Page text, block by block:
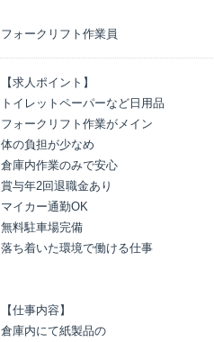
フォークリフト作業員
【求人ポイント】
トイレットペーパーなど日用品
フォークリフト作業がメイン
体の負担が少なめ
倉庫内作業のみで安心
賞与年2回退職金あり
マイカー通勤OK
無料駐車場完備
落ち着いた環境で働ける仕事
【仕事内容】
倉庫内にて紙製品の